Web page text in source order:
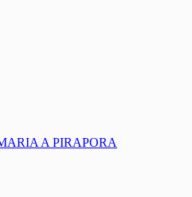
A PIRAPORA